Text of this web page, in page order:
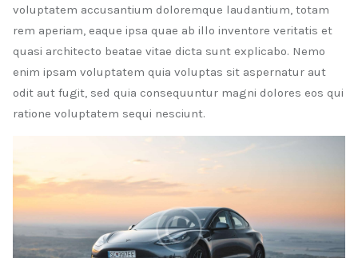
voluptatem accusantium doloremque laudantium, totam
rem aperiam, eaque ipsa quae ab illo inventore veritatis et
quasi architecto beatae vitae dicta sunt explicabo. Nemo
enim ipsam voluptatem quia voluptas sit aspernatur aut
odit aut fugit, sed quia consequuntur magni dolores eos qui
ratione voluptatem sequi nesciunt.